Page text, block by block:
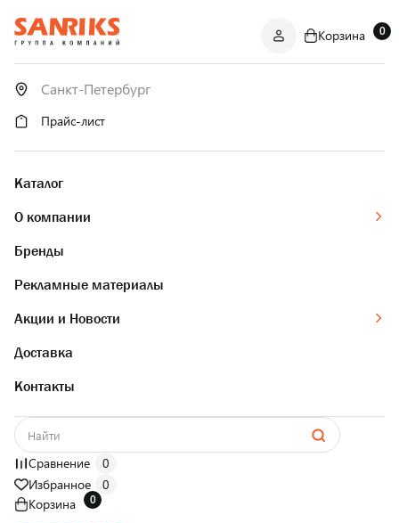
ОПТОМ
И В РОЗНИЦУ
Корзина 0
Прайс-лист
Каталог
О компании
Бренды
Рекламные материалы
Акции и Новости
Доставка
Контакты
Сравнение
0
Избранное
0
Корзина
0